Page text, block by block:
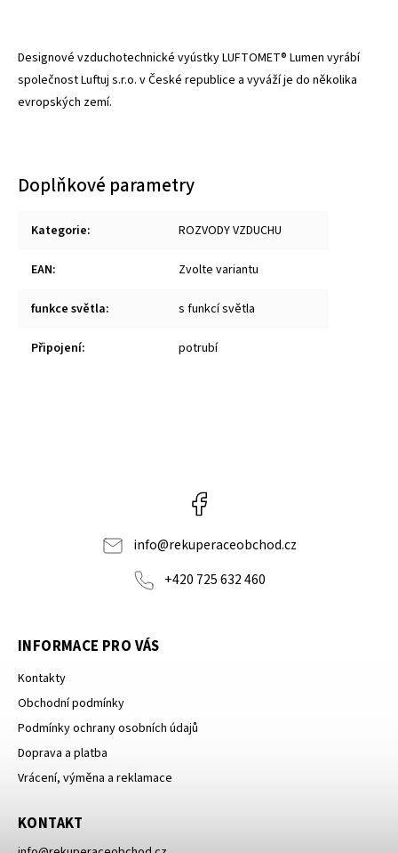
Designové vzduchotechnické vyústky LUFTOMET® Lumen vyrábí
společnost Luftuj s.r.o. v České republice a vyváží je do několika
evropských zemí.
Doplňkové parametry
Kategorie: ROZVODY VZDUCHU
EAN: Zvolte variantu
funkce světla: s funkcí světla
Připojení: potrubí
info@rekuperaceobchod.cz
+420 725 632 460
INFORMACE PRO VÁS
Kontakty
Obchodní podmínky
Podmínky ochrany osobních údajů
Doprava a platba
Vrácení, výměna a reklamace
KONTAKT